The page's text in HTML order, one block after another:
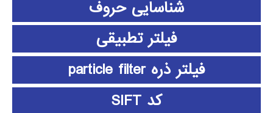
شناسایی حروف
فیلتر تطبیقی
فیلتر ذره particle filter
کد SIFT